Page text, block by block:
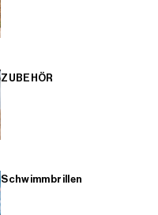
ZUBEHÖR
Schwimmbrillen